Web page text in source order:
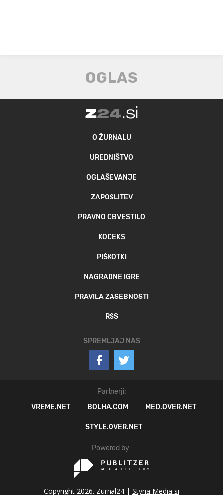
O ŽURNALU
UREDNIŠTVO
OGLAŠEVANJE
ZAPOSLITEV
PRAVNO OBVESTILO
KODEKS
PIŠKOTKI
NAGRADNE IGRE
PRAVILA ZASEBNOSTI
RSS
SPREMLJAJ NAS
Partnerji:
VREME.NET
BOLHA.COM MED.OVER.NET
STYLE.OVER.NET
Powered by:
Copyright 2026. Zurnal24 | Styria Media si